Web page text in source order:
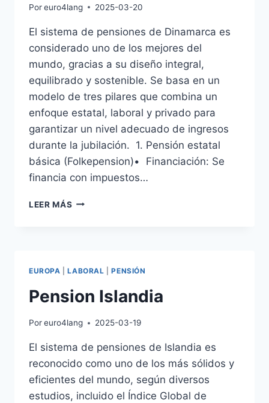
Poreuro4lang 2025-03-20
El sistema de pensiones de Dinamarca es
considerado uno de los mejores del
mundo, gracias a su diseño integral,
equilibrado y sostenible. Se basa en un
modelo de tres pilares que combina un
enfoque estatal, laboral y privado para
garantizar un nivel adecuado de ingresos
durante la jubilación. 1. Pensión estatal
básica (Folkepension)• Financiación: Se
financia con impuestos…
LEER MÁS PENSION
EUROPA |LABORAL |PENSIÓN
Pension Islandia
Poreuro4lang 2025-03-19
El sistema de pensiones de Islandia es
reconocido como uno de los más sólidos y
eficientes del mundo, según diversos
estudios, incluido el Índice Global de